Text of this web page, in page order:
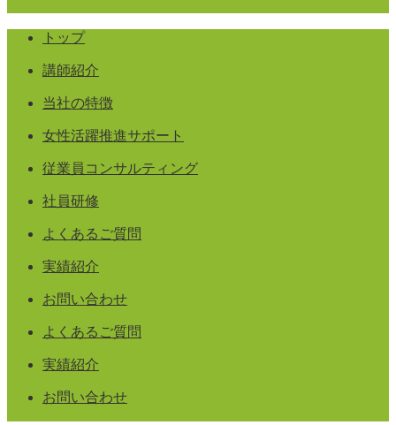
トップ
講師紹介
当社の特徴
女性活躍推進サポート
従業員コンサルティング
社員研修
よくあるご質問
実績紹介
お問い合わせ
よくあるご質問
実績紹介
お問い合わせ